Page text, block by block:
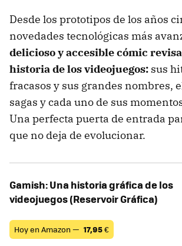
Desde los prototipos de los años
novedades tecnológicas más
delicioso y accesible cómic
historia de los videojuegos: sus
fracasos y sus grandes nombres,
sagas y cada uno de sus
Una perfecta puerta de entrada
que no deja de evolucionar.
Gamish: Una historia gráfica de los
videojuegos (Reservoir Gráfica)
Hoy en Amazon — 17,95€